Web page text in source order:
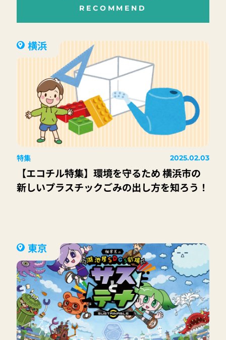
RECOMMEND
横浜
特集 2025.02.03
【エコチル特集】環境を守るため 横浜市の
新しいプラスチックごみの出し方を知ろう！
東京